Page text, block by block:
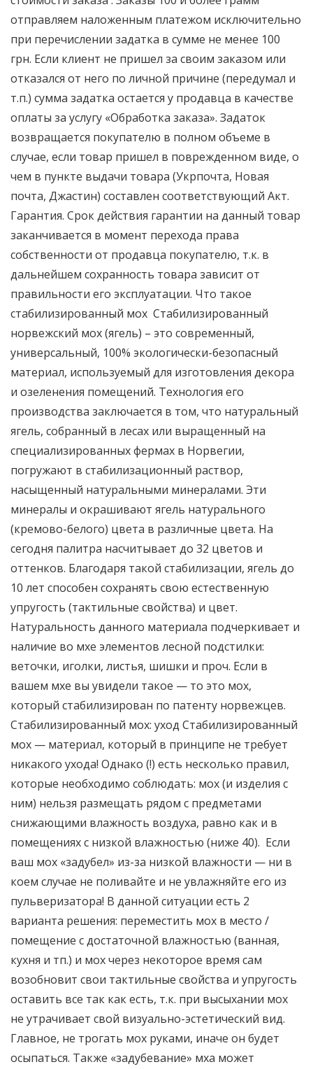
отправляем наложенным платежом исключительно
при перечислении задатка в сумме не менее 100
грн. Если клиент не пришел за своим заказом или
отказался от него по личной причине (передумал и
т.п.) сумма задатка остается у продавца в качестве
оплаты за услугу «Обработка заказа». Задаток
возвращается покупателю в полном объеме в
случае, если товар пришел в поврежденном виде, о
чем в пункте выдачи товара (Укрпочта, Новая
почта, Джастин) составлен соответствующий Акт.
Гарантия. Срок действия гарантии на данный товар
заканчивается в момент перехода права
собственности от продавца покупателю, т.к. в
дальнейшем сохранность товара зависит от
правильности его эксплуатации. Что такое
стабилизированный мох Стабилизированный
норвежский мох (ягель) – это современный,
универсальный, 100% экологически-безопасный
материал, используемый для изготовления декора
и озеленения помещений. Технология его
производства заключается в том, что натуральный
ягель, собранный в лесах или выращенный на
специализированных фермах в Норвегии,
погружают в стабилизационный раствор,
насыщенный натуральными минералами. Эти
минералы и окрашивают ягель натурального
(кремово-белого) цвета в различные цвета. На
сегодня палитра насчитывает до 32 цветов и
оттенков. Благодаря такой стабилизации, ягель до
10 лет способен сохранять свою естественную
упругость (тактильные свойства) и цвет.
Натуральность данного материала подчеркивает и
наличие во мхе элементов лесной подстилки:
веточки, иголки, листья, шишки и проч. Если в
вашем мхе вы увидели такое — то это мох,
который стабилизирован по патенту норвежцев.
Стабилизированный мох: уход Стабилизированный
мох — материал, который в принципе не требует
никакого ухода! Однако (!) есть несколько правил,
которые необходимо соблюдать: мох (и изделия с
ним) нельзя размещать рядом с предметами
снижающими влажность воздуха, равно как и в
помещениях с низкой влажностью (ниже 40). Если
ваш мох «задубел» из-за низкой влажности — ни в
коем случае не поливайте и не увлажняйте его из
пульверизатора! В данной ситуации есть 2
варианта решения: переместить мох в место /
помещение с достаточной влажностью (ванная,
кухня и тп.) и мох через некоторое время сам
возобновит свои тактильные свойства и упругость
оставить все так как есть, т.к. при высыхании мох
не утрачивает свой визуально-эстетический вид.
Главное, не трогать мох руками, иначе он будет
осыпаться. Также «задубевание» мха может